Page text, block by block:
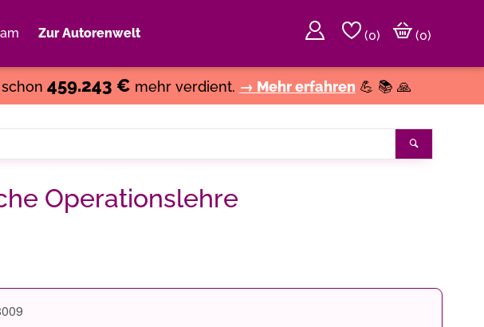
Zur Autorenwelt (0)
(0)
459.243 € mehr verdient. → Mehr erfahren 💪 📚 🙏
Operationslehre